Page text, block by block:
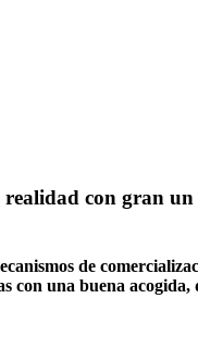
con gran
de
con una buena